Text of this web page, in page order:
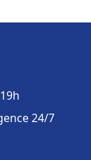
24/7